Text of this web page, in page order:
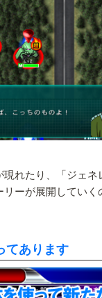
れたり、「ジェネ
リーが展開していく
てあります